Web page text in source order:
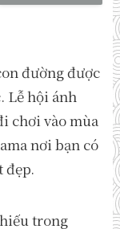
đường được
Lễ hội ánh
chơi vào mùa
nơi bạn có
đẹp.
trong